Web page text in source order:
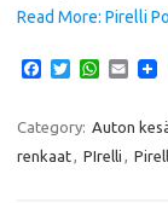
Read More: Pirelli
e
b
o
T
t
e
W
t
A
E
i
Category: Auton
renkaat
PIrelli